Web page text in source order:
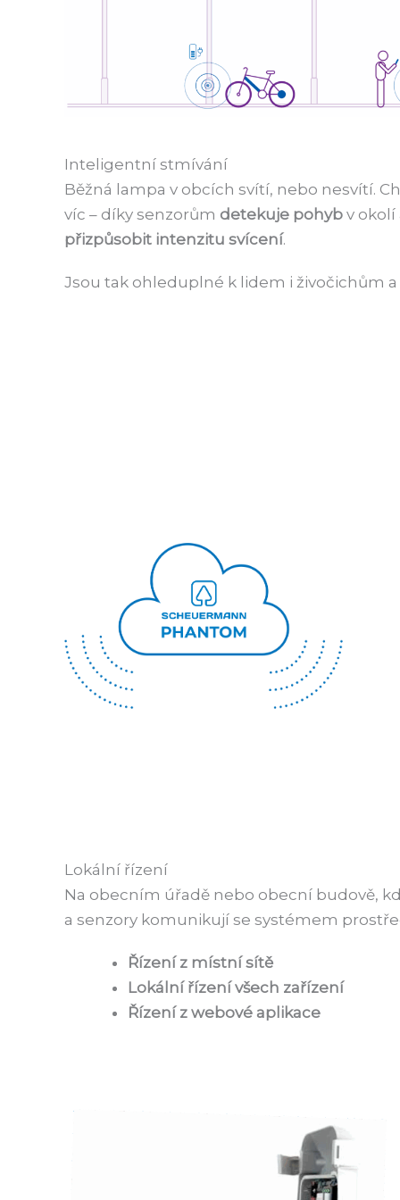
Inteligentní stmívání
Běžná lampa v obcích svítí, nebo nesvítí.
víc – díky senzorům detekuje pohyb v okolí
přizpůsobit intenzitu svícení.
Jsou tak ohleduplné k lidem i živočichům
Lokální řízení
Na obecním úřadě nebo obecní budově,
a senzory komunikují se systémem
Řízení z místní sítě
Lokální řízení všech zařízení
Řízení z webové aplikace